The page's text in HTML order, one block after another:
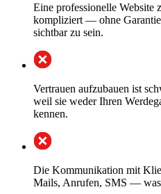
Eine professionelle Website
kompliziert — ohne
sichtbar zu sein.
Vertrauen aufzubauen ist
weil sie weder Ihren
kennen.
Die Kommunikation mit
Mails, Anrufen, SMS —